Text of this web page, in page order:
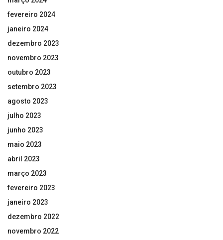
fevereiro 2024
janeiro 2024
dezembro 2023
novembro 2023
outubro 2023
setembro 2023
agosto 2023
julho 2023
junho 2023
maio 2023
abril 2023
março 2023
fevereiro 2023
janeiro 2023
dezembro 2022
novembro 2022